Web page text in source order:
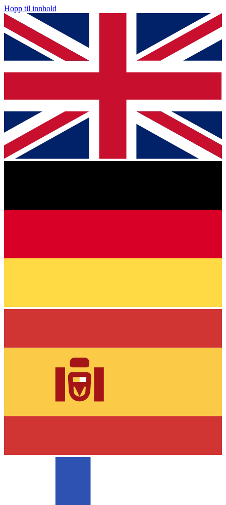
Hopp til innhold